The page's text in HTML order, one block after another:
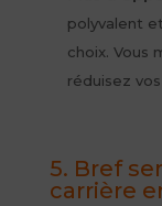
polyvalent
choix. Vous
réduisez
5. Bref
carrière